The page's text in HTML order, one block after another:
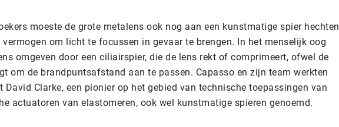
moeste de grote metalens ook nog aan een kunstmatige spier hechten
vermogen om licht te focussen in gevaar te brengen. In het menselijk oog
omgeven door een ciliairspier, die de lens rekt of comprimeert, ofwel de
om de brandpuntsafstand aan te passen. Capasso en zijn team werkten
David Clarke, een pionier op het gebied van technische toepassingen van
actuatoren van elastomeren, ook wel kunstmatige spieren genoemd.